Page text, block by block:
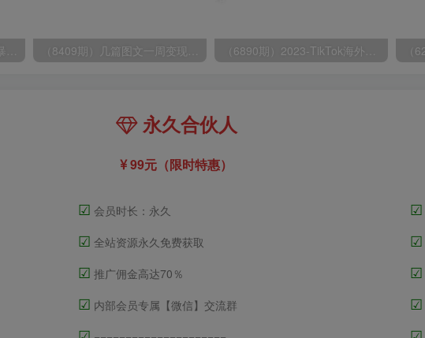
（9420期）最新短剧玩法，暴力变现日入1000+私域零成本操作，全程干货（附1400G短剧） （8409期）几篇图文一周变现1500＋，深度拆解面试掘金项目，小白轻松上手 （6890期）2023-TikTok海外短视频带货特训营，掌握TK短视频带货变现全流程（60节课）
永久合伙人
99元（限时特惠）
☑ 会员时长：永久
☑ 全站资源永久免费获取
☑ 推广佣金高达70％
☑ 内部会员专属【微信】交流群
☑
☑
☑
☑